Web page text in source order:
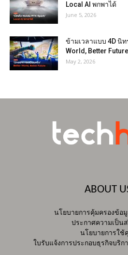
Local AI พกพาได้
June 5, 2026
ข้ามเวลาแบบ 4D นิ
World, Better Future
May 2, 2026
ABOUT
นโยบายการคุ้มครองข้อ
ประกาศความเป็น
นโยบายการใช้
ใบรับแจ้งการประกอบธุรกิจบริ